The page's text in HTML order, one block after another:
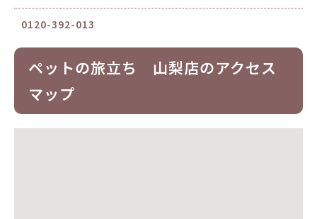
0120-392-013
ペットの旅立ち 山梨店のアクセス
マップ